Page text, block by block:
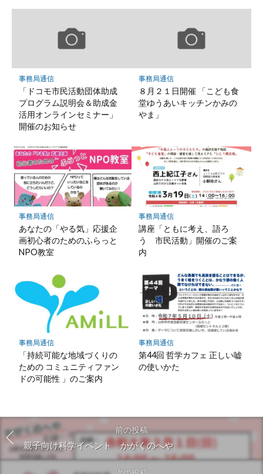
事務局通信
「ドコモ市民活動団体助成
プログラム説明会＆助成金
活用オンラインセミナー」
開催のお知らせ
事務局通信
８月２１日開催 「こども食
堂ゆうあいキッチンかみの
やま」
事務局通信
あなたの「やる気」応援企
画初心者のためのふらっと
NPO教室
事務局通信
講座「ともに考え、語ろ
う 市民活動」開催のご案
内
事務局通信
「持続可能な地域づくりの
ための コミュニティファン
ドの可能性 」のご案内
事務局通信
第44回 哲学カフェ 正しい嘘
の使いかた
前の投稿
親子向け科学イベント かがくのへや